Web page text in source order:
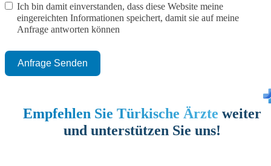
Ich bin damit einverstanden, dass diese Website meine
eingereichten Informationen speichert, damit sie auf meine
Anfrage antworten können
Anfrage Senden
Empfehlen Sie Türkische Ärzte weiter
und unterstützen Sie uns!